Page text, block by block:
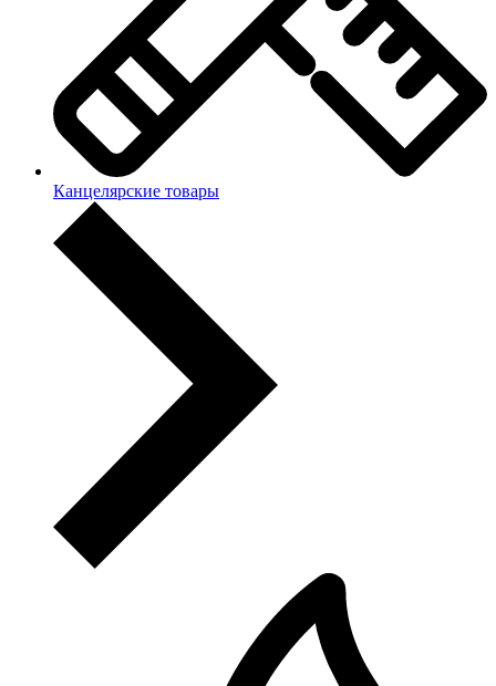
Канцелярские товары